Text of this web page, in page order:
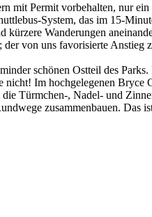
Permit vorbehalten, nur
System, das im 15-
Wanderungen
von uns favorisierte
schönen Ostteil des
Im hochgelegenen Bryce
Türmchen-, Nadel- und
zusammenbauen. Das